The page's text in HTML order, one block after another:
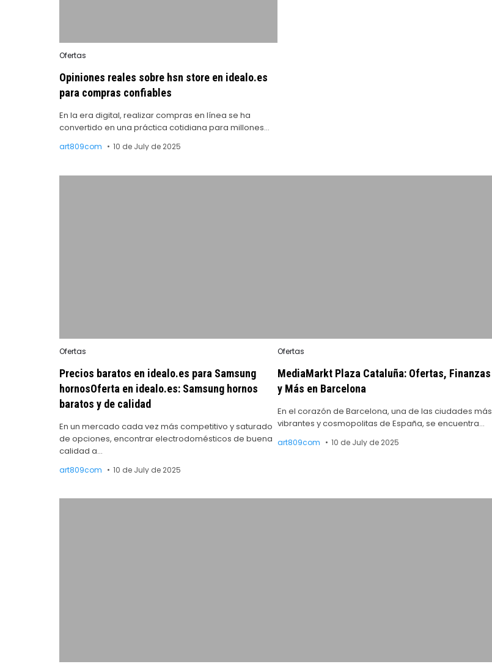
Posted
Ofertas
Opiniones reales sobre hsn store en idealo.es
para compras confiables
En la era digital, realizar compras en línea se ha
convertido en una práctica cotidiana para millones…
art809com 10 de July de 2025
Posted
Ofertas
Precios baratos en idealo.es para Samsung
hornosOferta en idealo.es: Samsung hornos
baratos y de calidad
En un mercado cada vez más competitivo y saturado
de opciones, encontrar electrodomésticos de buena
calidad a…
art809com 10 de July de 2025
Posted
Ofertas
MediaMarkt Plaza Cataluña: Ofertas, Finanzas
y Más en Barcelona
En el corazón de Barcelona, una de las ciudades más
vibrantes y cosmopolitas de España, se encuentra…
art809com 10 de July de 2025